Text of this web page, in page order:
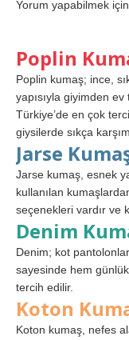
Yorum yapabilmek için
Poplin
Poplin kumaş; ince,
yapısıyla giyimden
Türkiye’de en çok
giysilerde sıkça
Jarse
Jarse kumaş, esnek
kullanılan
seçenekleri vardır ve
Denim
Denim; kot
sayesinde hem
tercih edilir.
Koton
Koton kumaş, nefes